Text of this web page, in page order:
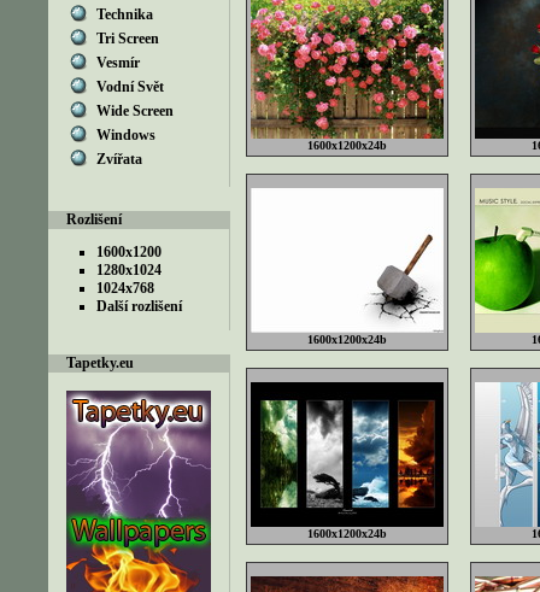
Technika
Tri Screen
Vesmír
Vodní Svět
Wide Screen
Windows
Zvířata
Rozlišení
1600x1200
1280x1024
1024x768
Další rozlišení
Tapetky.eu
1600x1200x24b
1600x1200x24b
1600x1200x24b